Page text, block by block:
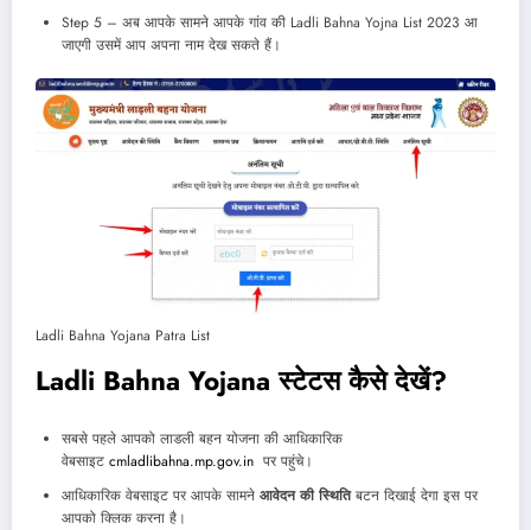
Step 5 – अब आपके सामने आपके गांव की Ladli Bahna Yojna List 2023 आ
जाएगी उसमें आप अपना नाम देख सकते हैं।
Ladli Bahna Yojana Patra List
Ladli Bahna Yojana स्टेटस कैसे देखें?
सबसे पहले आपको लाडली बहन योजना की आधिकारिक
वेबसाइट cmladlibahna.mp.gov.in पर पहुंचे।
आधिकारिक वेबसाइट पर आपके सामने आवेदन की स्थितिबटन दिखाई देगा इस पर
आपको क्लिक करना है।